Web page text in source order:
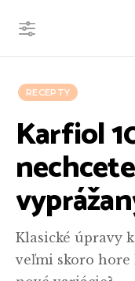
RECEPTY
Karfiol
Klasické úpravy
veľmi skoro hore